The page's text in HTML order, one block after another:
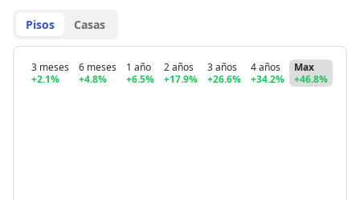
Pisos Casas
3 meses
+2.1%
6 meses
+4.8%
1 año
+6.5%
2 años
+17.9%
3 años
+26.6%
4 años
+34.2%
Max
+46.8%